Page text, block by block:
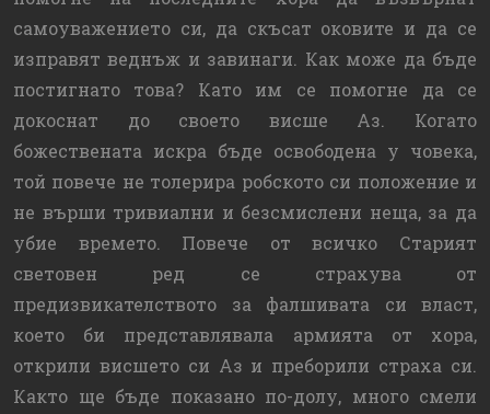
самоуважението си, да скъсат оковите и да се
изправят веднъж и завинаги. Как може да бъде
постигнато това? Като им се помогне да се
докоснат до своето висше Аз. Когато
божествената искра бъде освободена у човека,
той повече не толерира робското си положение и
не върши тривиални и безсмислени неща, за да
убие времето. Повече от всичко Старият
световен ред се страхува от
предизвикателството за фалшивата си власт,
което би представлявала армията от хора,
открили висшето си Аз и преборили страха си.
Както ще бъде показано по-долу, много смели